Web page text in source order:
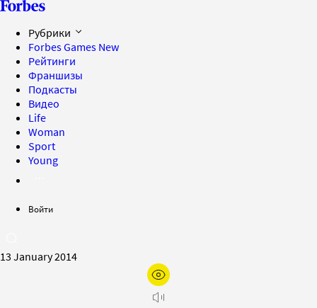
Рубрики
Forbes Games New
Рейтинги
Франшизы
Подкасты
Видео
Life
Woman
Sport
Young
Войти
13 January 2014